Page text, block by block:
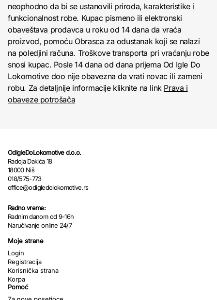
neophodno da bi se ustanovili priroda, karakteristike i
funkcionalnost robe. Kupac pismeno ili elektronski
obaveštava prodavca u roku od 14 dana da vraća
proizvod, pomoću Obrasca za odustanak koji se nalazi
na poledjini računa. Troškove transporta pri vraćanju robe
snosi kupac. Posle 14 dana od dana prijema Od Igle Do
Lokomotive doo nije obavezna da vrati novac ili zameni
robu. Za detaljnije informacije kliknite na link Prava i
obaveze potrošača
OdIgleDoLokomotive d.o.o.
Radoja Dakića 18
18000 Niš
018/575-773
office@odigledolokomotive.rs
Radno vreme:
Radnim danom od 9-16h
Naručivanje online 24/7
Moje strane
Login
Registracija
Korisnička strana
Korpa
Pomoć